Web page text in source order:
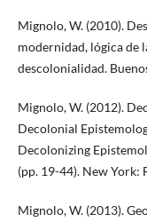
Mignolo, W. (2010).
modernidad, lógica de
descolonialidad.
Mignolo, W. (2012).
Decolonial
Decolonizing
(pp. 19-44). New York:
Mignolo, W. (2013).